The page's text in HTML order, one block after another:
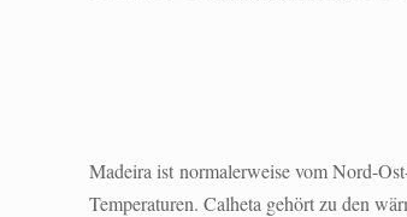
Madeira ist normalerweise vom Nord-
Temperaturen. Calheta gehört zu den